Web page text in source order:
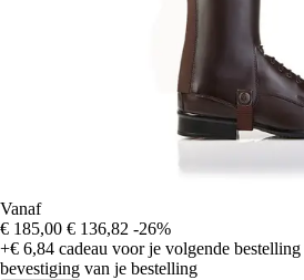
Vanaf
€ 185,00 € 136,82 -26%
+€ 6,84 cadeau voor je volgende bestelling
bevestiging van je bestelling